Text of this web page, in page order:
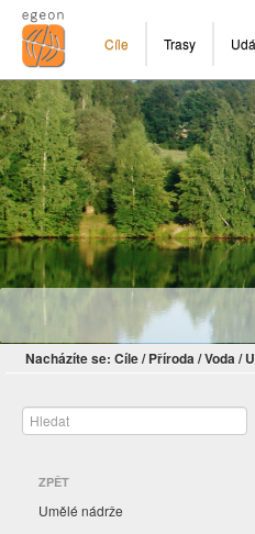
Cíle Trasy
Nacházíte se: Cíle/ Příroda/Voda/
ZPĚT
Umělé nádrže